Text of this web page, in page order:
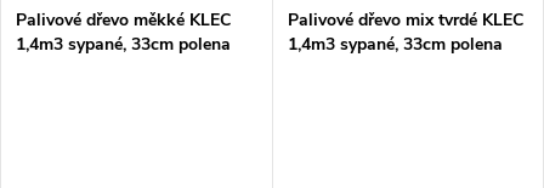
p
p
Palivové dřevo měkké KLEC
1,4m3 sypané, 33cm polena
Palivové dřevo mix tvrdé KLEC
1,4m3 sypané, 33cm polena